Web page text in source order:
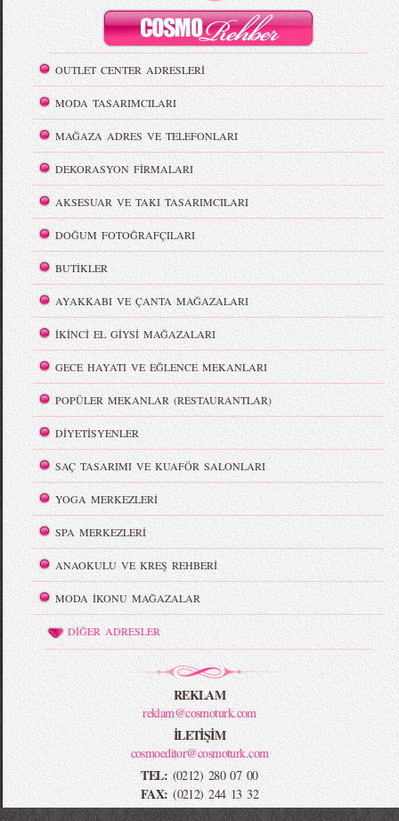
OUTLET CENTER ADRESLERİ
MODA TASARIMCILARI
MAĞAZA ADRES VE TELEFONLARI
DEKORASYON FİRMALARI
AKSESUAR VE TAKI TASARIMCILARI
DOĞUM FOTOĞRAFÇILARI
BUTİKLER
AYAKKABI VE ÇANTA MAĞAZALARI
İKİNCİ EL GİYSİ MAĞAZALARI
GECE HAYATI VE EĞLENCE MEKANLARI
POPÜLER MEKANLAR (RESTAURANTLAR)
DİYETİSYENLER
SAÇ TASARIMI VE KUAFÖR SALONLARI
YOGA MERKEZLERİ
SPA MERKEZLERİ
ANAOKULU VE KREŞ REHBERİ
MODA İKONU MAĞAZALAR
DİĞER ADRESLER
REKLAM
reklam@cosmoturk.com
İLETİŞİM
cosmoeditor@cosmoturk.com
TEL: (0212) 280 07 00
FAX: (0212) 244 13 32
-->